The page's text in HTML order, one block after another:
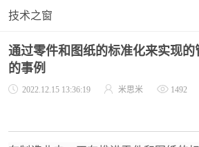
技术之窗
通过零件和图纸的标准化来实现
的事例
2022.12.15 13:36:19 米思米 1492